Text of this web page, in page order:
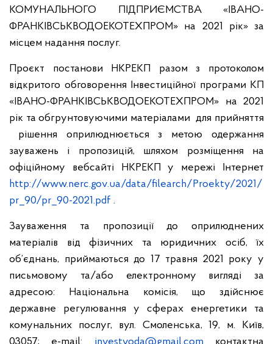
КОМУНАЛЬНОГО ПІДПРИЄМСТВА «ІВАНО-
ФРАНКІВСЬКВОДОЕКОТЕХПРОМ» на 2021 рік» за
місцем надання послуг.
Проєкт постанови НКРЕКП разом з протоколом
відкритого обговорення Інвестиційної програми КП
«ІВАНО-ФРАНКІВСЬКВОДОЕКОТЕХПРОМ»
на 2021
рік та обгрунтовуючими матеріалами для прийняття
рішення оприлюднюється з метою одержання
зауважень і пропозицій, шляхом розміщення на
офіційному вебсайті НКРЕКП у мережі Інтернет
http://www.nerc.gov.ua/data/filearch/Proekty/2021/
pr_90/pr_90-2021.pdf .
Зауваження та пропозиції до оприлюднених
матеріалів від фізичних та юридичних осіб, їх
об’єднань, приймаються до 17 травня 2021 року у
письмовому та/або електронному вигляді за
адресою: Національна комісія, що здійснює
державне регулювання у сферах енергетики та
комунальних послуг, вул. Смоленська, 19, м. Київ,